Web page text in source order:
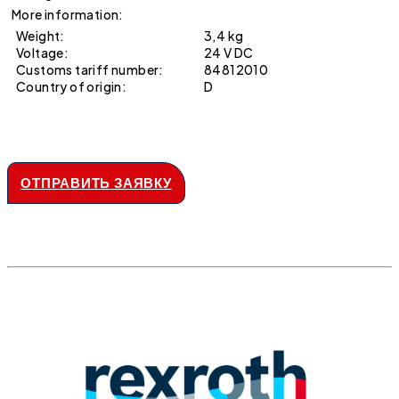
More information:
Weight:
3,4 kg
Voltage:
24 V DC
Customs tariff number:
84812010
Country of origin:
D
ОТПРАВИТЬ ЗАЯВКУ